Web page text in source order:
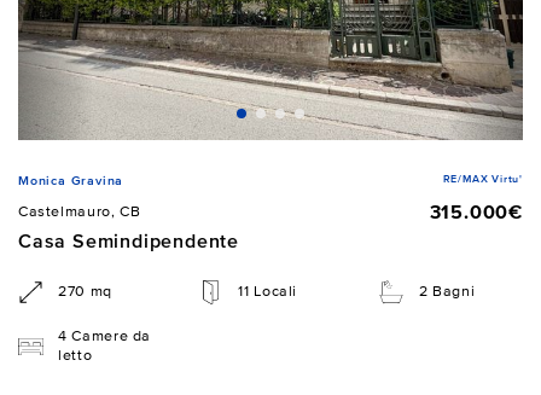
Monica Gravina RE/MAX Virtu'
Castelmauro, CB
315.000€
Casa Semindipendente
270 mq 11 Locali 2 Bagni
4 Camere da
letto